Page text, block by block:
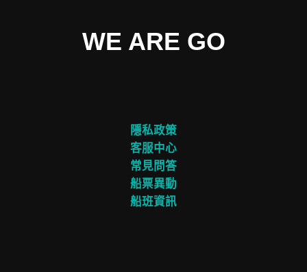
WE ARE GO
隱私政策
客服中心
常見問答
船票異動
船班資訊